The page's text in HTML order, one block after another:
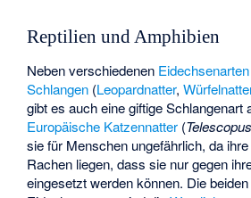
Reptilien und Amphibien
Neben verschiedenen Eidechsenarten
Schlangen (Leopardnatter,
gibt es auch eine giftige Schlangenart
Europäische Katzennatter (
sie für Menschen ungefährlich, da
Rachen liegen, dass sie nur gegen
eingesetzt werden können. Die